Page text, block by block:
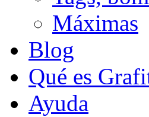
Máximas
Blog
Qué es
Ayuda